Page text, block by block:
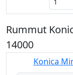
Rummut
14000
Konica